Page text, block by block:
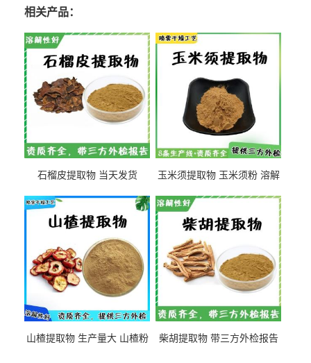
相关产品：
石榴皮提取物 当天发货
玉米须提取物 玉米须粉 溶解
山楂提取物 生产量大 山楂粉 柴胡提取物 带三方外检报告